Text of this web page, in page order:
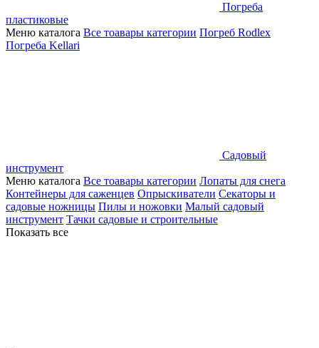
Погреба
пластиковые
Меню каталога Все тоавары категории Погреб Rodlex
Погреба Kellari
Садовый
инструмент
Меню каталога Все тоавары категории Лопаты для снега
Контейнеры для саженцев Опрыскиватели Секаторы и
садовые ножницы Пилы и ножовки Малый садовый
инструмент Тачки садовые и строительные
Показать все